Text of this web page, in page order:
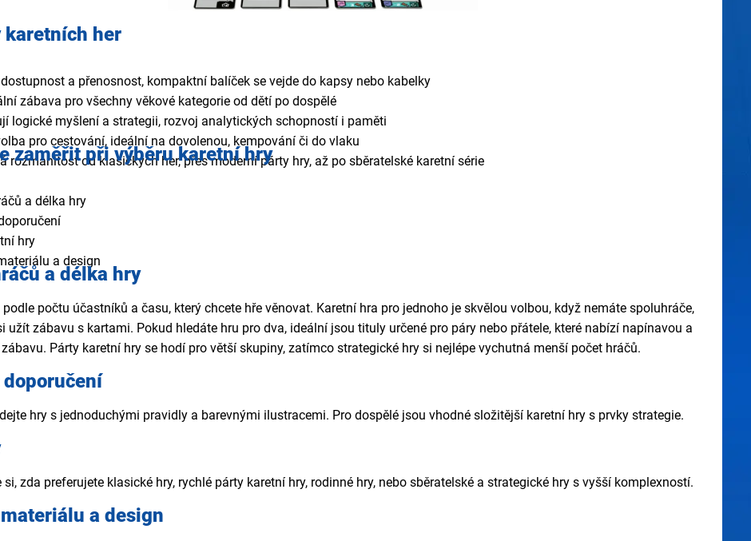
karetních her
a přenosnost, kompaktní balíček se vejde do kapsy nebo kabelky
zábava pro všechny věkové kategorie od dětí po dospělé
logické myšlení a strategii, rozvoj analytických schopností i paměti
pro cestování, ideální na dovolenou, kempování či do vlaku
rozmanitost od klasických her, přes moderní párty hry, až po sběratelské karetní série
zaměřit při výběru karetní hry
a délka hry
hry
a design
a délka hry
podle počtu účastníků a času, který chcete hře věnovat. Karetní hra pro jednoho je skvělou volbou, když nemáte spoluhráče,
užít zábavu s kartami. Pokud hledáte hru pro dva, ideální jsou tituly určené pro páry nebo přátele, které nabízí napínavou a
Párty karetní hry se hodí pro větší skupiny, zatímco strategické hry si nejlépe vychutná menší počet hráčů.
doporučení
hry s jednoduchými pravidly a barevnými ilustracemi. Pro dospělé jsou vhodné složitější karetní hry s prvky strategie.
si, zda preferujete klasické hry, rychlé párty karetní hry, rodinné hry, nebo sběratelské a strategické hry s vyšší komplexností.
a design